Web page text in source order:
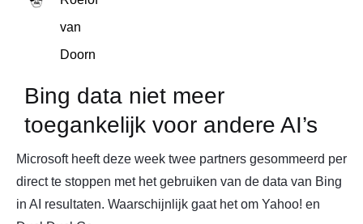
van
Doorn
Bing data niet meer
toegankelijk voor andere AI’s
Microsoft heeft deze week twee partners gesommeerd per
direct te stoppen met het gebruiken van de data van Bing
in AI resultaten. Waarschijnlijk gaat het om Yahoo! en